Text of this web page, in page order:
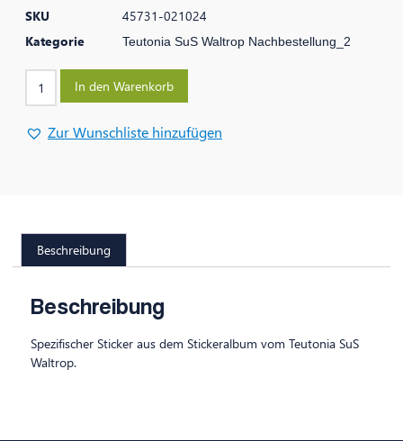
SKU
45731-021024
Kategorie
Teutonia SuS Waltrop Nachbestellung_2
In den Warenkorb
Zur Wunschliste hinzufügen
Beschreibung
Beschreibung
Spezifischer Sticker aus dem Stickeralbum vom Teutonia SuS
Waltrop.